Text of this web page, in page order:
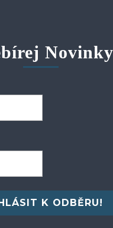
Novinky